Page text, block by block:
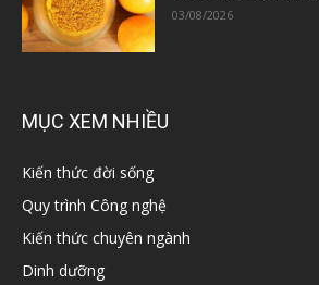
03/08/2026
MỤC XEM NHIỀU
Kiến thức đời sống
Quy trình Công nghệ
Kiến thức chuyên ngành
Dinh dưỡng